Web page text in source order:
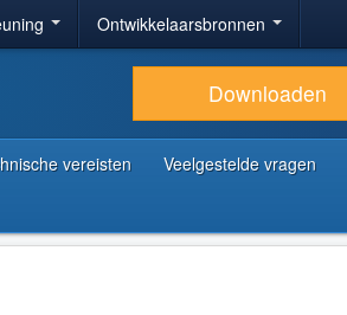
Ontwikkelaarsbronnen
Downloaden
vereisten Veelgestelde vragen